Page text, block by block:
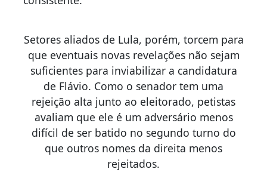
Setores aliados de Lula, porém, torcem para
que eventuais novas revelações não sejam
suficientes para inviabilizar a candidatura
de Flávio. Como o senador tem uma
rejeição alta junto ao eleitorado, petistas
avaliam que ele é um adversário menos
difícil de ser batido no segundo turno do
que outros nomes da direita menos
rejeitados.